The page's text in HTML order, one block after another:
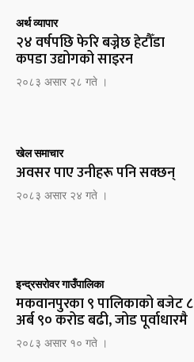
अर्थ व्यापार
२४ वर्षपछि फेरि बज्नेछ हेटौँडा
कपडा उद्योगको साइरन
२०८३ असार २८ गते ।
खेल समाचार
अवसर पाए उनीहरू पनि सक्छन्
२०८३ असार २४ गते ।
इन्द्रसरोवर गाउँपालिका
मकवानपुरका ९ पालिकाको बजेट ८
अर्ब ९० करोड बढी, जोड पूर्वाधारमै
२०८३ असार १० गते ।